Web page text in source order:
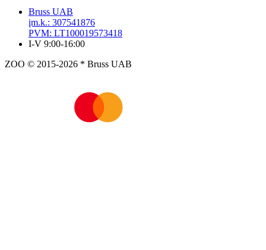
Bruss UAB
įm.k.: 307541876
PVM: LT100019573418
I-V 9:00-16:00
ZOO © 2015-2026 * Bruss UAB